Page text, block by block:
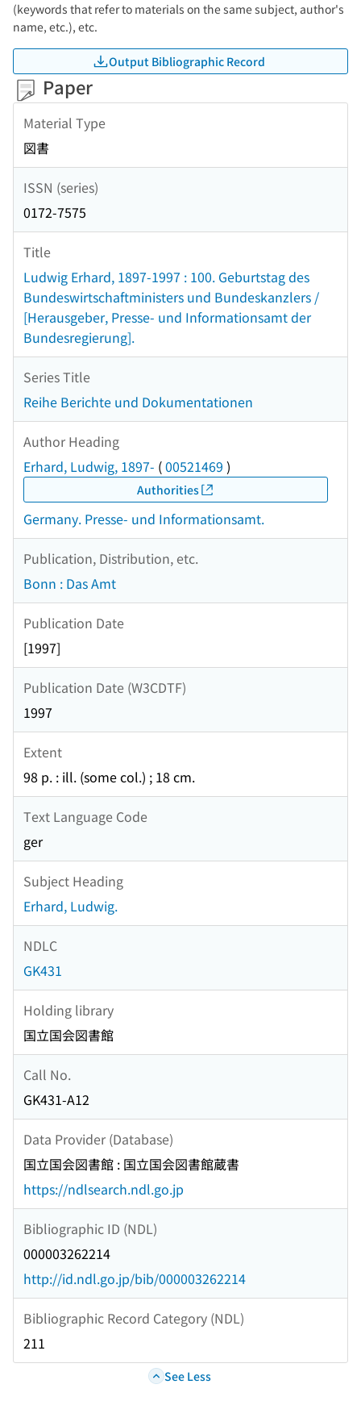
(keywords that refer to materials on the same subject, author's
name, etc.), etc.
Output Bibliographic Record
Paper
Material Type
図書
ISSN (series)
0172-7575
Title
Ludwig Erhard, 1897-1997 : 100. Geburtstag des
Bundeswirtschaftministers und Bundeskanzlers /
[Herausgeber, Presse- und Informationsamt der
Bundesregierung].
Series Title
Reihe Berichte und Dokumentationen
Author Heading
Erhard, Ludwig, 1897- (00521469 )
Authorities
Germany. Presse- und Informationsamt.
Publication, Distribution, etc.
Bonn : Das Amt
Publication Date
[1997]
Publication Date (W3CDTF)
1997
Extent
98 p. : ill. (some col.) ; 18 cm.
Text Language Code
ger
Subject Heading
Erhard, Ludwig.
NDLC
GK431
Holding library
国立国会図書館
Call No.
GK431-A12
Data Provider (Database)
国立国会図書館 : 国立国会図書館蔵書
https://ndlsearch.ndl.go.jp
Bibliographic ID (NDL)
000003262214
http://id.ndl.go.jp/bib/000003262214
Bibliographic Record Category (NDL)
211
See Less